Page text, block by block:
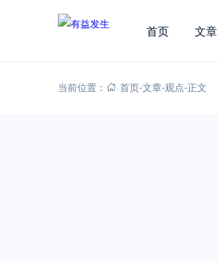
首页 文章
当前位置： 首页-文章-观点-正文